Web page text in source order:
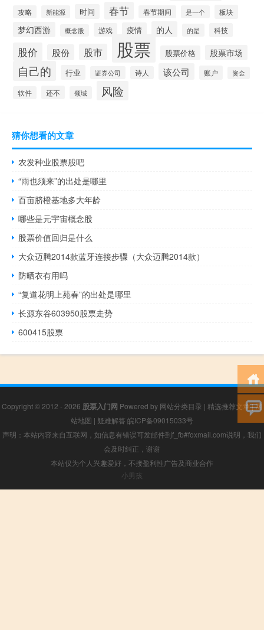
攻略 新能源 时间 春节 春节期间 是一个 板块
梦幻西游 概念股 游戏 疫情 的人 的是 科技
股价 股份 股市 股票 股票价格 股票市场
自己的 行业 证券公司 诗人 该公司 账户 资金
软件 还不 领域 风险
猜你想看的文章
农发种业股票股吧
“雨也须来”的出处是哪里
百亩脐橙基地多大年龄
哪些是元宇宙概念股
股票价值回归是什么
大众迈腾2014款蓝牙连接步骤（大众迈腾2014款）
防晒衣有用吗
“复道花明上苑春”的出处是哪里
长源东谷603950股票走势
600415股票
Copyright © 2012 - 2026 股票入门网 Powered by 网站分类目录 | 精选推荐文章|网
站地图 | 疑难解答 皖ICP备09015033号
声明：本站内容来自互联网，如信息有错误可发邮件到f_fb#foxmail.com说明，我们
会及时纠正，谢谢
本站仅为个人兴趣爱好，不接盈利性广告及商业合作
小男孩